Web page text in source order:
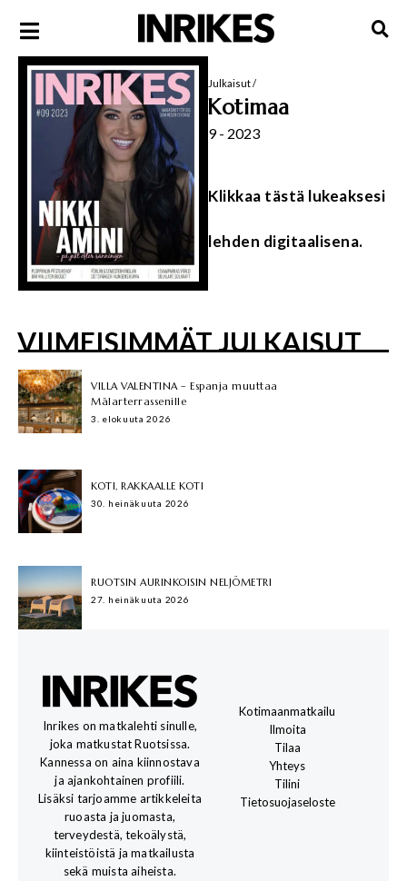
Julkaisut/
Kotimaa
9 - 2023
Klikkaa tästä lukeaksesi
lehden digitaalisena.
VIIMEISIMMÄT JULKAISUT
VILLA VALENTINA – Espanja muuttaa
Mälarterrassenille
3. elokuuta 2026
KOTI, RAKKAALLE KOTI
30. heinäkuuta 2026
RUOTSIN AURINKOISIN NELJÖMETRI
27. heinäkuuta 2026
Inrikes on matkalehti sinulle,
joka matkustat Ruotsissa.
Kannessa on aina kiinnostava
ja ajankohtainen profiili.
Lisäksi tarjoamme artikkeleita
ruoasta ja juomasta,
terveydestä, tekoälystä,
kiinteistöistä ja matkailusta
sekä muista aiheista.
Kotimaanmatkailu
Ilmoita
Tilaa
Yhteys
Tilini
Tietosuojaseloste